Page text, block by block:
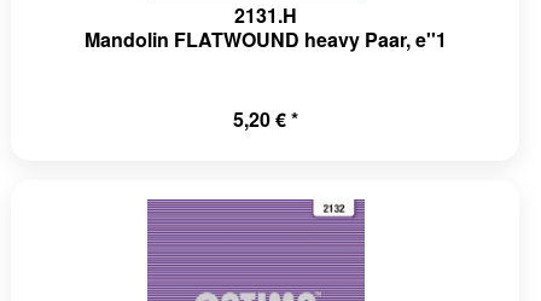
2131.H
Mandolin FLATWOUND heavy Paar, e''1
5,20 € *